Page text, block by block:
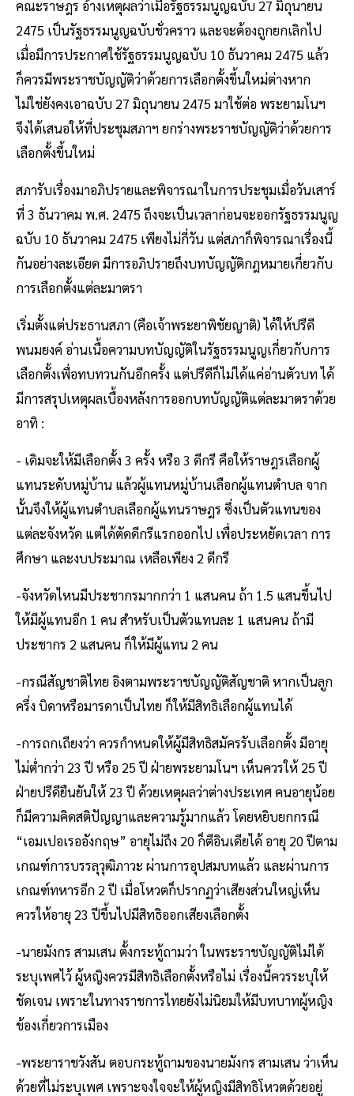
คณะราษฎร อ้างเหตุผลว่าเมื่อรัฐธรรมนูญฉบับ 27 มิถุนายน
2475 เป็นรัฐธรรมนูญฉบับชั่วคราว และจะต้องถูกยกเลิกไป
เมื่อมีการประกาศใช้รัฐธรรมนูญฉบับ 10 ธันวาคม 2475 แล้ว
ก็ควรมีพระราชบัญญัติว่าด้วยการเลือกตั้งขึ้นใหม่ต่างหาก
ไม่ใช่ยังคงเอาฉบับ 27 มิถุนายน 2475 มาใช้ต่อ พระยามโนฯ
จึงได้เสนอให้ที่ประชุมสภาฯ ยกร่างพระราชบัญญัติว่าด้วยการ
เลือกตั้งขึ้นใหม่
สภารับเรื่องมาอภิปรายและพิจารณาในการประชุมเมื่อวันเสาร์
ที่ 3 ธันวาคม พ.ศ. 2475 ถึงจะเป็นเวลาก่อนจะออกรัฐธรรมนูญ
ฉบับ 10 ธันวาคม 2475 เพียงไม่กี่วัน แต่สภาก็พิจารณาเรื่องนี้
กันอย่างละเอียด มีการอภิปรายถึงบทบัญญัติกฎหมายเกี่ยวกับ
การเลือกตั้งแต่ละมาตรา
เริ่มตั้งแต่ประธานสภา (คือเจ้าพระยาพิชัยญาติ) ได้ให้ปรีดี
พนมยงค์ อ่านเนื้อความบทบัญญัติในรัฐธรรมนูญเกี่ยวกับการ
เลือกตั้งเพื่อทบทวนกันอีกครั้ง แต่ปรีดีก็ไม่ได้แค่อ่านตัวบท ได้
มีการสรุปเหตุผลเบื้องหลังการออกบทบัญญัติแต่ละมาตราด้วย
อาทิ :
- เดิมจะให้มีเลือกตั้ง 3 ครั้ง หรือ 3 ดีกรี คือให้ราษฎรเลือกผู้
แทนระดับหมู่บ้าน แล้วผู้แทนหมู่บ้านเลือกผู้แทนตำบล จาก
นั้นจึงให้ผู้แทนตำบลเลือกผู้แทนราษฎร ซึ่งเป็นตัวแทนของ
แต่ละจังหวัด แต่ได้ตัดดีกรีแรกออกไป เพื่อประหยัดเวลา การ
ศึกษา และงบประมาณ เหลือเพียง 2 ดีกรี
-จังหวัดไหนมีประชากรมากกว่า 1 แสนคน ถ้า 1.5 แสนขึ้นไป
ให้มีผู้แทนอีก 1 คน สำหรับเป็นตัวแทนละ 1 แสนคน ถ้ามี
ประชากร 2 แสนคน ก็ให้มีผู้แทน 2 คน
-กรณีสัญชาติไทย อิงตามพระราชบัญญัติสัญชาติ หากเป็นลูก
ครึ่ง บิดาหรือมารดาเป็นไทย ก็ให้มีสิทธิเลือกผู้แทนได้
-การถกเถียงว่า ควรกำหนดให้ผู้มีสิทธิสมัครรับเลือกตั้ง มีอายุ
ไม่ต่ำกว่า 23 ปี หรือ 25 ปี ฝ่ายพระยามโนฯ เห็นควรให้ 25 ปี
ฝ่ายปรีดียืนยันให้ 23 ปี ด้วยเหตุผลว่าต่างประเทศ คนอายุน้อย
ก็มีความคิดสติปัญญาและความรู้มากแล้ว โดยหยิบยกกรณี
“เอมเปอเรออังกฤษ” อายุไม่ถึง 20 ก็ตีอินเดียได้ อายุ 20 ปีตาม
เกณฑ์การบรรลุวุฒิภาวะ ผ่านการอุปสมบทแล้ว และผ่านการ
เกณฑ์ทหารอีก 2 ปี เมื่อโหวตก็ปรากฏว่าเสียงส่วนใหญ่เห็น
ควรให้อายุ 23 ปีขึ้นไปมีสิทธิออกเสียงเลือกตั้ง
-นายมังกร สามเสน ตั้งกระทู้ถามว่า ในพระราชบัญญัติไม่ได้
ระบุเพศไว้ ผู้หญิงควรมีสิทธิเลือกตั้งหรือไม่ เรื่องนี้ควรระบุให้
ชัดเจน เพราะในทางราชการไทยยังไม่นิยมให้มีบทบาทผู้หญิง
ข้องเกี่ยวการเมือง
-พระยาราชวังสัน ตอบกระทู้ถามของนายมังกร สามเสน ว่าเห็น
ด้วยที่ไม่ระบุเพศ เพราะจงใจจะให้ผู้หญิงมีสิทธิโหวตด้วยอยู่